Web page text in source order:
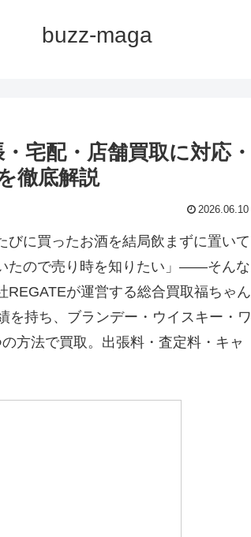
buzz-maga
宅配・店舗買取に対応・
徹底解説
2026.06.10
びに買ったお酒を結局飲まずに置いて
たので売り時を知りたい」――そんな
REGATEが運営する総合買取福ちゃん
を持ち、ブランデー・ウイスキー・ワ
方法で買取。出張料・査定料・キャ